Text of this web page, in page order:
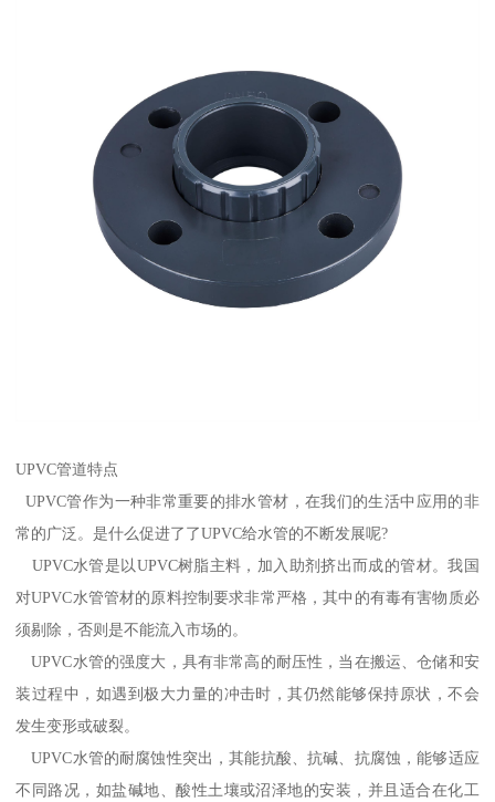
UPVC管道特点
UPVC管作为一种非常重要的排水管材，在我们的生活中应用的非
常的广泛。是什么促进了了UPVC给水管的不断发展呢?
UPVC水管是以UPVC树脂主料，加入助剂挤出而成的管材。我国
对UPVC水管管材的原料控制要求非常严格，其中的有毒有害物质必
须剔除，否则是不能流入市场的。
UPVC水管的强度大，具有非常高的耐压性，当在搬运、仓储和安
装过程中，如遇到极大力量的冲击时，其仍然能够保持原状，不会
发生变形或破裂。
UPVC水管的耐腐蚀性突出，其能抗酸、抗碱、抗腐蚀，能够适应
不同路况，如盐碱地、酸性土壤或沼泽地的安装，并且适合在化工